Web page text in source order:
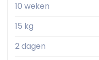
10 weken
15 kg
2 dagen